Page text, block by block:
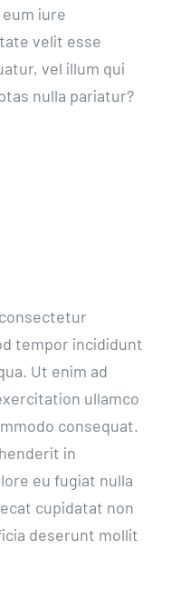
iure
velit esse
vel illum qui
nulla pariatur?
tempor incididunt
Ut enim ad
ullamco
consequat.
in
eu fugiat nulla
cupidatat non
deserunt mollit